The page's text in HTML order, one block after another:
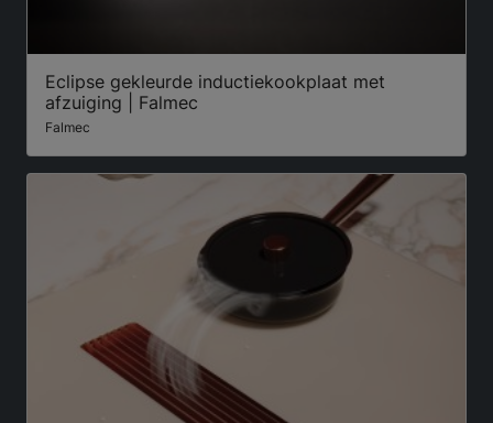
Eclipse gekleurde inductiekookplaat met
afzuiging | Falmec
Falmec